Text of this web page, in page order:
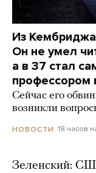
Из
Он не умел
а в 37 стал
профессором
Сейчас его
возникли
НОВОСТИ 18 часов
Зеленский: